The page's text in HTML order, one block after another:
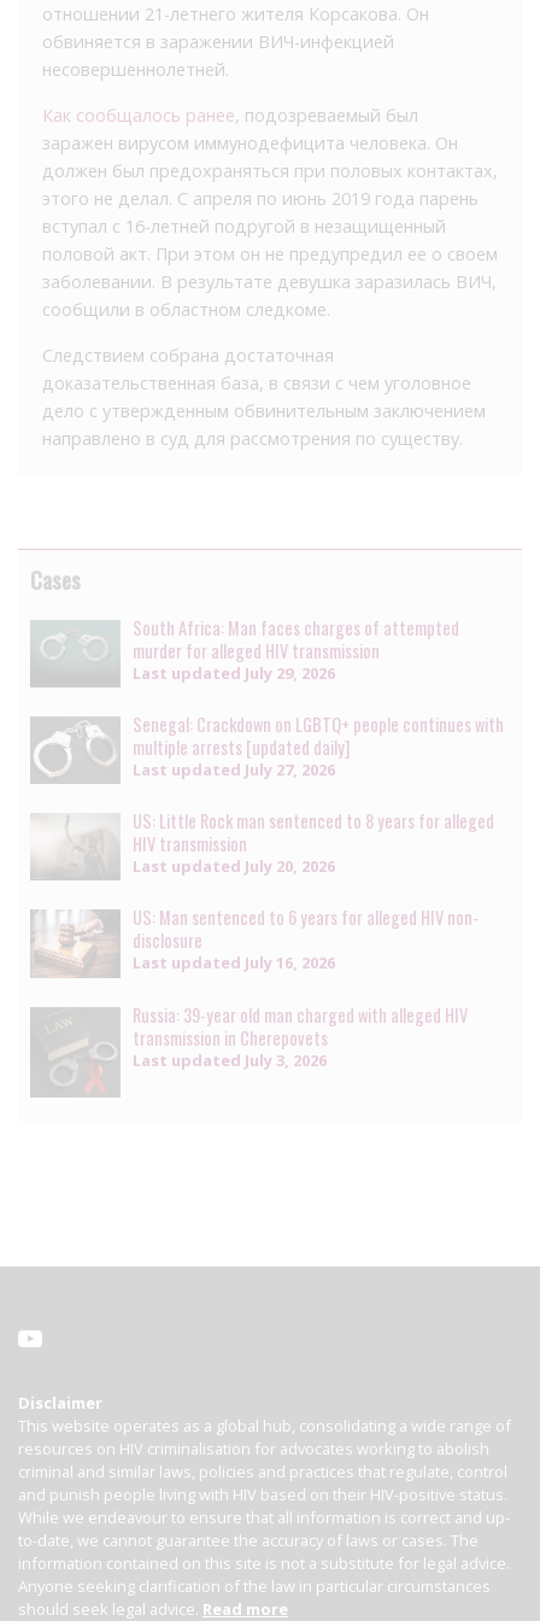
отношении 21-летнего жителя Корсакова. Он
обвиняется в заражении ВИЧ-инфекцией
несовершеннолетней.
Как сообщалось ранее, подозреваемый был
заражен вирусом иммунодефицита человека. Он
должен был предохраняться при половых контактах,
этого не делал. С апреля по июнь 2019 года парень
вступал с 16-летней подругой в незащищенный
половой акт. При этом он не предупредил ее о своем
заболевании. В результате девушка заразилась ВИЧ,
сообщили в областном следкоме.
Следствием собрана достаточная
доказательственная база, в связи с чем уголовное
дело с утвержденным обвинительным заключением
направлено в суд для рассмотрения по существу.
Cases
South Africa: Man faces charges of attempted
murder for alleged HIV transmission
Last updated July 29, 2026
Senegal: Crackdown on LGBTQ+ people continues with
multiple arrests [updated daily]
Last updated July 27, 2026
US: Little Rock man sentenced to 8 years for alleged
HIV transmission
Last updated July 20, 2026
US: Man sentenced to 6 years for alleged HIV non-
disclosure
Last updated July 16, 2026
Russia: 39-year old man charged with alleged HIV
transmission in Cherepovets
Last updated July 3, 2026
Disclaimer
This website operates as a global hub, consolidating a wide range of
resources on HIV criminalisation for advocates working to abolish
criminal and similar laws, policies and practices that regulate, control
and punish people living with HIV based on their HIV-positive status.
While we endeavour to ensure that all information is correct and up-
to-date, we cannot guarantee the accuracy of laws or cases. The
information contained on this site is not a substitute for legal advice.
Anyone seeking clarification of the law in particular circumstances
should seek legal advice. Read more